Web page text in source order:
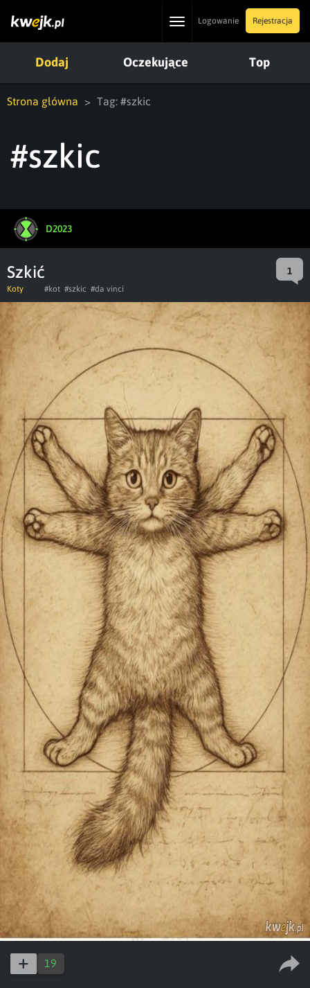
ToggleLogowanie Rejestracja
Dodaj Oczekujące Top
Strona główna Tag: #szkic
#szkic
D2023
Szkić 1
Koty #kot #szkic #da vinci
19